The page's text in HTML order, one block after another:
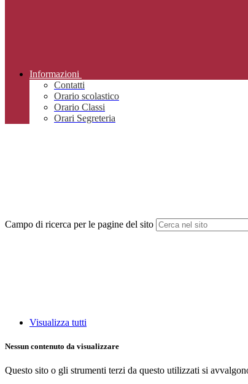
Informazioni
Contatti
Orario scolastico
Orario Classi
Orari Segreteria
Campo di ricerca per le pagine del sito
Visualizza tutti
Nessun contenuto da visualizzare
Questo sito o gli strumenti terzi da questo utilizzati si